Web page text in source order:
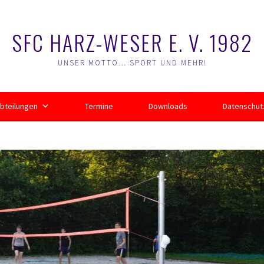
SFC HARZ-WESER E. V. 1982
UNSER MOTTO… SPORT UND MEHR!
Termine Downloads